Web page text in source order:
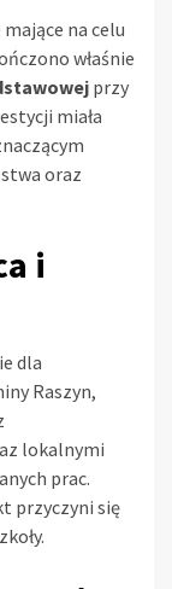
mające na celu
właśnie
przy
miała
oraz
i
dla
Raszyn,
lokalnymi
prac.
przyczyni się